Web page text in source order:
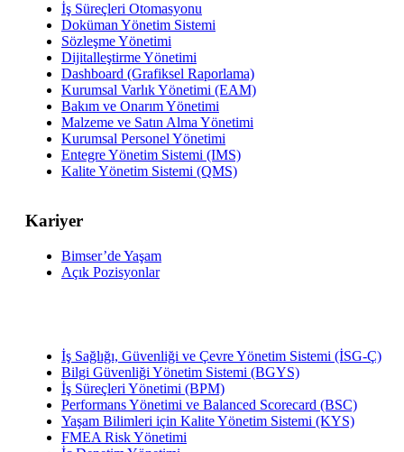
İş Süreçleri Otomasyonu
Doküman Yönetim Sistemi
Sözleşme Yönetimi
Dijitalleştirme Yönetimi
Dashboard (Grafiksel Raporlama)
Kurumsal Varlık Yönetimi (EAM)
Bakım ve Onarım Yönetimi
Malzeme ve Satın Alma Yönetimi
Kurumsal Personel Yönetimi
Entegre Yönetim Sistemi (IMS)
Kalite Yönetim Sistemi (QMS)
Kariyer
Bimser’de Yaşam
Açık Pozisyonlar
İş Sağlığı, Güvenliği ve Çevre Yönetim Sistemi (İSG-Ç)
Bilgi Güvenliği Yönetim Sistemi (BGYS)
İş Süreçleri Yönetimi (BPM)
Performans Yönetimi ve Balanced Scorecard (BSC)
Yaşam Bilimleri için Kalite Yönetim Sistemi (KYS)
FMEA Risk Yönetimi